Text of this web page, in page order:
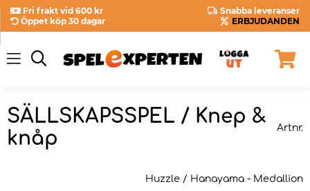
Fri frakt vid 600 kr
Snabba leveranser
Öppet köp 30 dagar
ERBJUDANDEN
SÄLLSKAPSSPEL / Knep &
knåp
Artnr.
Huzzle / Hanayama - Medallion